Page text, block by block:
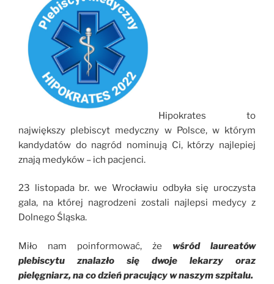
Hipokrates to
największy plebiscyt medyczny w Polsce, w którym
kandydatów do nagród nominują Ci, którzy najlepiej
znają medyków – ich pacjenci.
23 listopada br. we Wrocławiu odbyła się uroczysta
gala, na której nagrodzeni zostali najlepsi medycy z
Dolnego Śląska.
Miło nam poinformować, że wśród laureatów
plebiscytu znalazło się dwoje lekarzy oraz
pielęgniarz, na co dzień pracujący w naszym szpitalu.